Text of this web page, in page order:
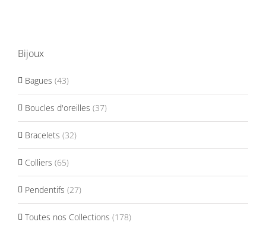
Bijoux
Bagues (43)
Boucles d'oreilles (37)
Bracelets (32)
Colliers (65)
Pendentifs (27)
Toutes nos Collections (178)